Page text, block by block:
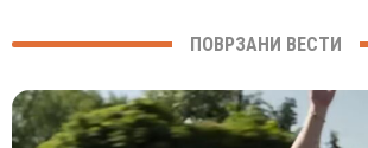
ПОВРЗАНИ ВЕСТИ